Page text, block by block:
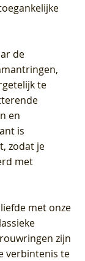
de
te
en
is
zodat je
met
met onze
zijn
verbintenis te